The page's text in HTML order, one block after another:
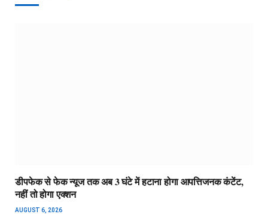
डीपफेक से फेक न्यूज तक अब 3 घंटे में हटाना होगा आपत्तिजनक कंटेंट,
नहीं तो होगा एक्शन
AUGUST 6, 2026